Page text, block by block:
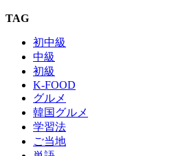
TAG
初中級
中級
初級
K-FOOD
グルメ
韓国グルメ
学習法
ご当地